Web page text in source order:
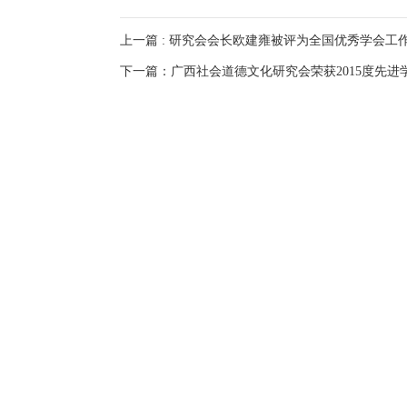
上一篇 : 研究会会长欧建雍被评为全国优秀学会工
下一篇：广西社会道德文化研究会荣获2015度先进